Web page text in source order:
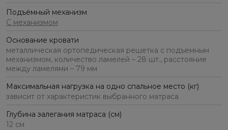
Подъёмный механизм
С механизмом
Основание кровати
металлическая ортопедическая решетка с подъемным
механизмом, количество ламелей – 28 шт., расстояние
между ламелями – 79 мм
Максимальная нагрузка на одно спальное место (кг)
зависит от характеристик выбранного матраса
Глубина залегания матраса (см)
12 см